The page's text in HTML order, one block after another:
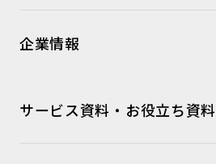
企業情報
サービス資料・お役立ち資料